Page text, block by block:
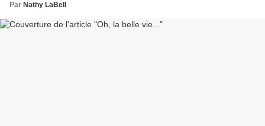
Par Nathy LaBell